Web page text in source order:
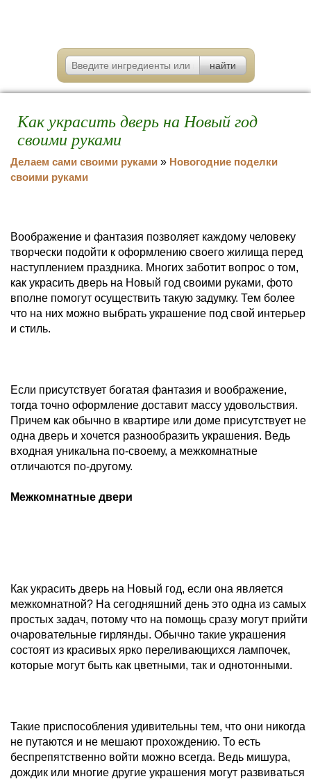
Как украсить дверь на Новый год
своими руками
Делаем сами своими руками » Новогодние поделки
своими руками
Воображение и фантазия позволяет каждому человеку
творчески подойти к оформлению своего жилища перед
наступлением праздника. Многих заботит вопрос о том,
как украсить дверь на Новый год своими руками, фото
вполне помогут осуществить такую задумку. Тем более
что на них можно выбрать украшение под свой интерьер
и стиль.
Если присутствует богатая фантазия и воображение,
тогда точно оформление доставит массу удовольствия.
Причем как обычно в квартире или доме присутствует не
одна дверь и хочется разнообразить украшения. Ведь
входная уникальна по-своему, а межкомнатные
отличаются по-другому.
Межкомнатные двери
Как украсить дверь на Новый год, если она является
межкомнатной? На сегодняшний день это одна из самых
простых задач, потому что на помощь сразу могут прийти
очаровательные гирлянды. Обычно такие украшения
состоят из красивых ярко переливающихся лампочек,
которые могут быть как цветными, так и однотонными.
Такие приспособления удивительны тем, что они никогда
не путаются и не мешают прохождению. То есть
беспрепятственно войти можно всегда. Ведь мишура,
дождик или многие другие украшения могут развиваться